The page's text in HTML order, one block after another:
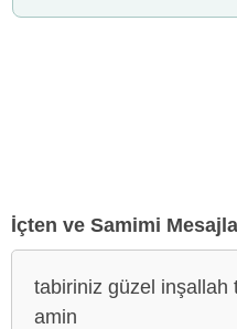
İçten ve Samimi
tabiriniz güzel inşallah
amin